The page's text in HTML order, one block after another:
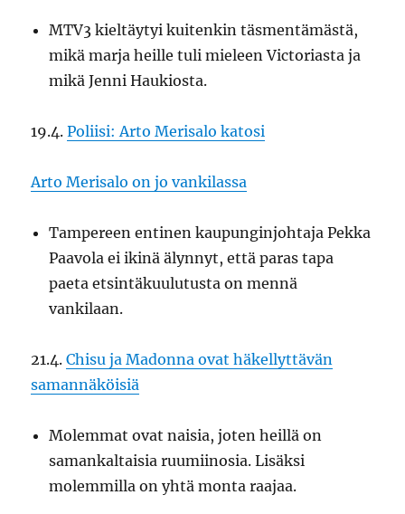
MTV3 kieltäytyi kuitenkin täsmentämästä,
mikä marja heille tuli mieleen Victoriasta ja
mikä Jenni Haukiosta.
19.4.Poliisi: Arto Merisalo katosi
Arto Merisalo on jo vankilassa
Tampereen entinen kaupunginjohtaja Pekka
Paavola ei ikinä älynnyt, että paras tapa
paeta etsintäkuulutusta on mennä
vankilaan.
21.4.Chisu ja Madonna ovat häkellyttävän
samannäköisiä
Molemmat ovat naisia, joten heillä on
samankaltaisia ruumiinosia. Lisäksi
molemmilla on yhtä monta raajaa.